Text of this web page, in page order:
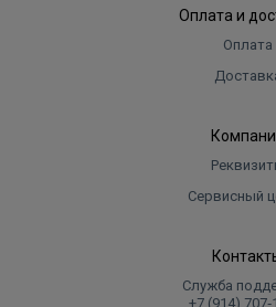
Оплата и
Оплата
Сервисный
Служба
+7 (914)